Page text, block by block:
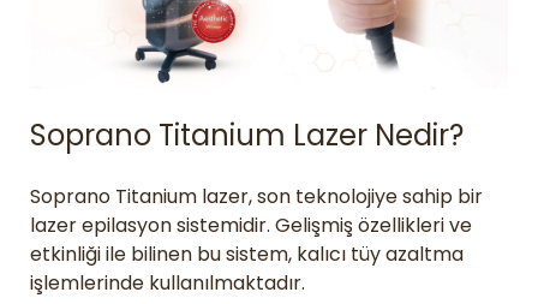
Soprano Titanium Lazer Nedir?
Soprano Titanium lazer, son teknolojiye sahip bir
lazer epilasyon sistemidir. Gelişmiş özellikleri ve
etkinliği ile bilinen bu sistem, kalıcı tüy azaltma
işlemlerinde kullanılmaktadır.